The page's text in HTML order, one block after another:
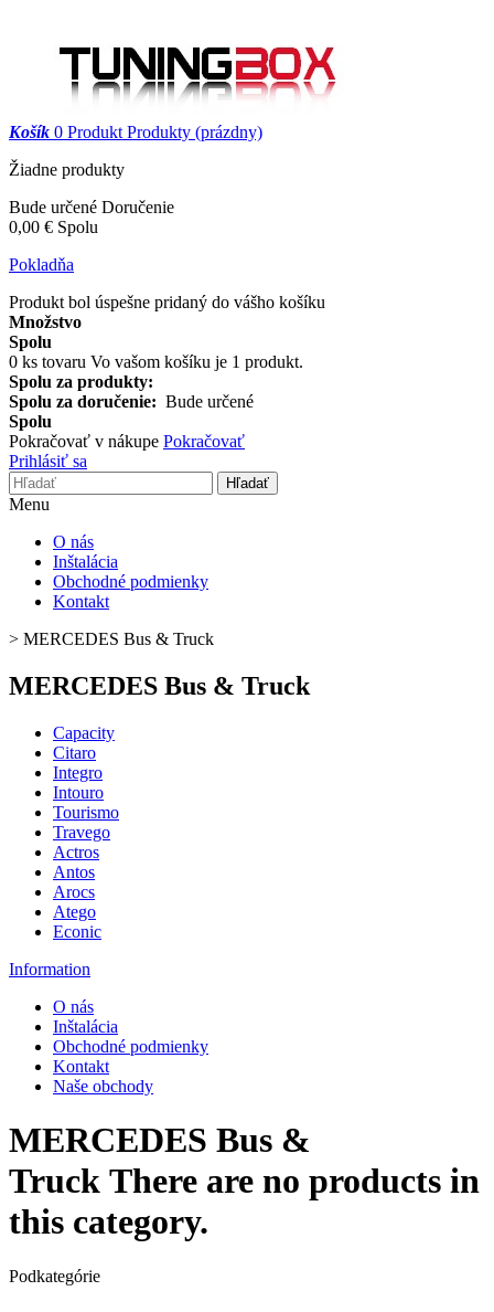
Košík 0 Produkt Produkty (prázdny)
Žiadne produkty
Bude určené Doručenie
0,00 € Spolu
Pokladňa
Produkt bol úspešne pridaný do vášho košíku
Množstvo
Spolu
0 ks tovaru Vo vašom košíku je 1 produkt.
Spolu za produkty:
Spolu za doručenie: Bude určené
Spolu
Pokračovať v nákupe Pokračovať
Prihlásiť sa
Hľadať
Menu
O nás
Inštalácia
Obchodné podmienky
Kontakt
> MERCEDES Bus & Truck
MERCEDES Bus & Truck
Capacity
Citaro
Integro
Intouro
Tourismo
Travego
Actros
Antos
Arocs
Atego
Econic
Information
O nás
Inštalácia
Obchodné podmienky
Kontakt
Naše obchody
MERCEDES Bus &
Truck There are no products in
this category.
Podkategórie